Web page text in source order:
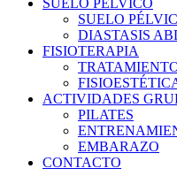
SUELO PÉLVICO
SUELO
DIASTASIS
FISIOTERAPIA
ACTIVIDADES
PILATES
EMBARAZO
CONTACTO